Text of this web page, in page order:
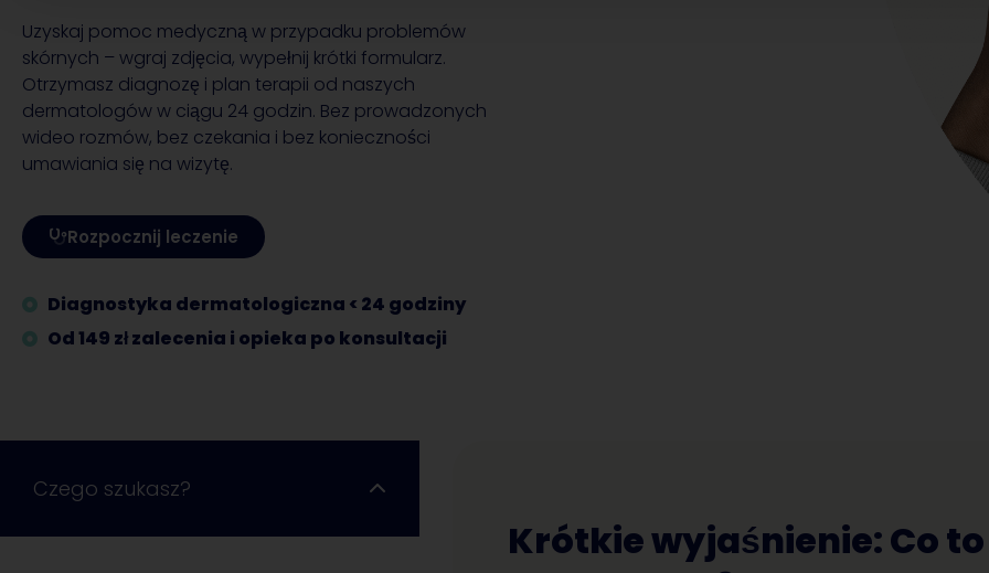
Uzyskaj pomoc medyczną w przypadku problemów
skórnych – wgraj zdjęcia, wypełnij krótki formularz.
Otrzymasz diagnozę i plan terapii od naszych
dermatologów w ciągu 24 godzin. Bez prowadzonych
wideo rozmów, bez czekania i bez konieczności
umawiania się na wizytę.
Rozpocznij leczenie
Diagnostyka dermatologiczna < 24 godziny
Od 149 zł zalecenia i opieka po konsultacji
Czego szukasz?
Krótkie wyjaśnienie: Co